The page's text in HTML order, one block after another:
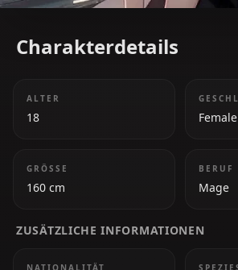
Charakterdetails
ALTER
18 Female
GRÖSSE
160 cm
BERUF
Mage
ZUSÄTZLICHE INFORMATIONEN
NATIONALITÄT